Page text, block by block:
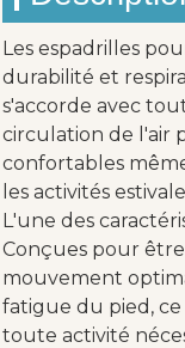
Les espadrilles
durabilité et
s'accorde avec
circulation de l'air
confortables
les activités
L'une des
Conçues pour
mouvement
fatigue du pied,
toute activité